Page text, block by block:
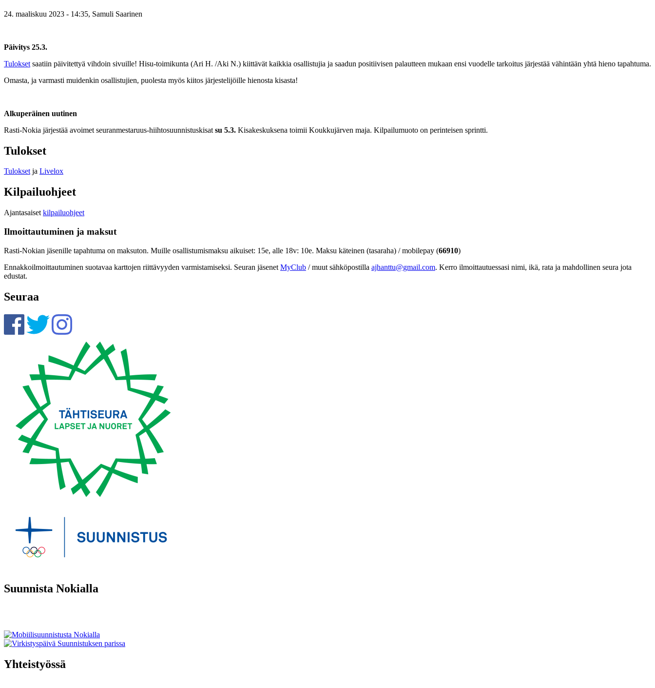
24. maaliskuu 2023 - 14:35, Samuli Saarinen
Päivitys 25.3.
Tulokset saatiin päivitettyä vihdoin sivuille! Hisu-toimikunta (Ari H. /Aki N.) kiittävät kaikkia osallistujia ja saadun positiivisen palautteen mukaan ensi vuodelle tarkoitus järjestää vähintään yhtä hieno tapahtuma.
Omasta, ja varmasti muidenkin osallistujien, puolesta myös kiitos järjestelijöille hienosta kisasta!
Alkuperäinen uutinen
Rasti-Nokia järjestää avoimet seuranmestaruus-hiihtosuunnistuskisat su 5.3. Kisakeskuksena toimii Koukkujärven maja. Kilpailumuoto on perinteisen sprintti.
Tulokset
Tuloksetja Livelox
Kilpailuohjeet
Ajantasaiset kilpailuohjeet
Ilmoittautuminen ja maksut
Rasti-Nokian jäsenille tapahtuma on maksuton. Muille osallistumismaksu aikuiset: 15e, alle 18v: 10e. Maksu käteinen (tasaraha) / mobilepay (66910)
Ennakkoilmoittautuminen suotavaa karttojen riittävyyden varmistamiseksi. Seuran jäsenet MyClub / muut sähköpostilla ajhanttu@gmail.com. Kerro ilmoittautuessasi nimi, ikä, rata ja mahdollinen seura jota
edustat.
Seuraa
Suunnista Nokialla
Yhteistyössä